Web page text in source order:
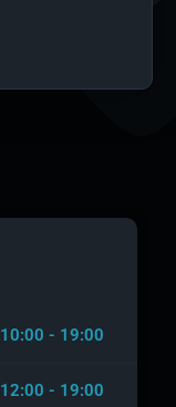
10:00 - 19:00
12:00 - 19:00